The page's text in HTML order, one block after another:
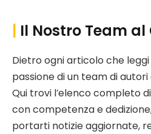
| Il Nostro Team
Dietro ogni articolo che leggi
passione di un team di
Qui trovi l’elenco completo
con competenza e
portarti notizie aggiornate,